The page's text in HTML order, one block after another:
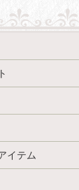
イテム